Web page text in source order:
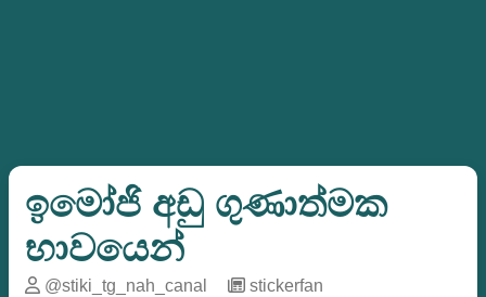
ඉමෝජි අඩු ගුණාත්මක
භාවයෙන්
@stiki_tg_nah_canal stickerfan